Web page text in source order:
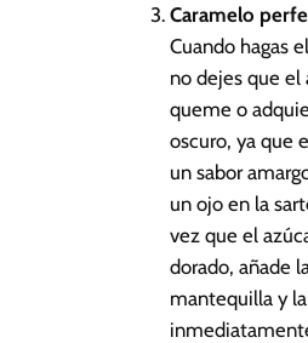
Caramelo
Cuando hagas
no dejes que el
queme o
oscuro, ya que
un sabor
un ojo en la
vez que el
dorado, añade
mantequilla y